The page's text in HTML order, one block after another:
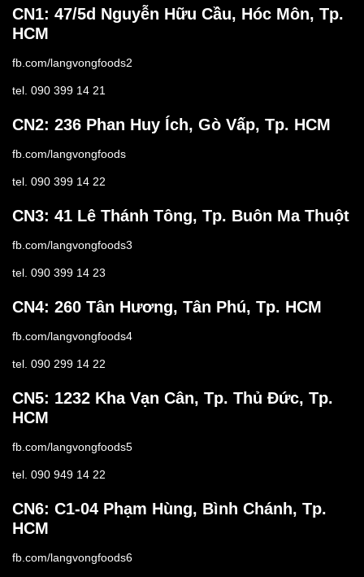
CN1: 47/5d Nguyễn Hữu Cầu, Hóc Môn, Tp.
HCM
fb.com/langvongfoods2
tel. 090 399 14 21
CN2: 236 Phan Huy Ích, Gò Vấp, Tp. HCM
fb.com/langvongfoods
tel. 090 399 14 22
CN3: 41 Lê Thánh Tông, Tp. Buôn Ma Thuột
fb.com/langvongfoods3
tel. 090 399 14 23
CN4: 260 Tân Hương, Tân Phú, Tp. HCM
fb.com/langvongfoods4
tel. 090 299 14 22
CN5: 1232 Kha Vạn Cân, Tp. Thủ Đức, Tp.
HCM
fb.com/langvongfoods5
tel. 090 949 14 22
CN6: C1-04 Phạm Hùng, Bình Chánh, Tp.
HCM
fb.com/langvongfoods6